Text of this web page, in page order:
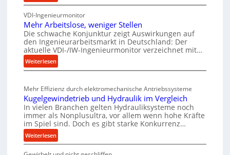
e
o
r
a
c
e
b
e
m
l
e
r
s
r
u
n
g
e
t
K
r
o
n
e
s
s
t
i
g
e
r
t
U
VDI-Ingenieurmonitor
Mehr Arbeitslose, weniger Stellen
Die schwache Konjunktur zeigt Auswirkungen auf
den Ingenieurarbeitsmarkt in Deutschland: Der
aktuelle VDI-/IW-Ingenieurmonitor verzeichnet mit…
Weiterlesen:
M
h
r
A
r
b
e
Mehr Effizienz durch elektromechanische Antriebssysteme
Kugelgewindetrieb und Hydraulik im Vergleich
In vielen Branchen gelten Hydrauliksysteme noch
immer als Nonplusultra, vor allem wenn hohe Kräfte
im Spiel sind. Doch es gibt starke Konkurrenz…
Weiterlesen:
K